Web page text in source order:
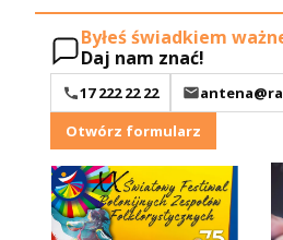
Byłeś świadkiem
Daj nam znać!
17 222 22 22
Otwórz formularz